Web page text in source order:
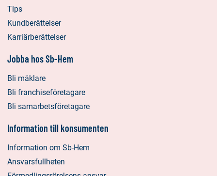
Tips
Kundberättelser
Karriärberättelser
Jobba hos Sb-Hem
Bli mäklare
Bli franchiseföretagare
Bli samarbetsföretagare
Information till konsumenten
Information om Sb-Hem
Ansvarsfullheten